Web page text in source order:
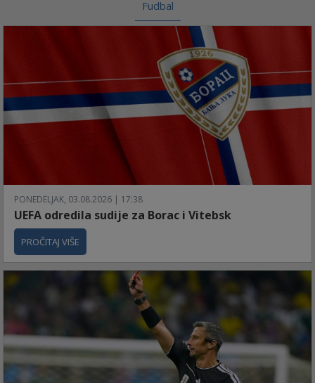
Fudbal
PONEDELJAK, 03.08.2026 | 17:38
UEFA odredila sudije za Borac i Vitebsk
PROČITAJ VIŠE